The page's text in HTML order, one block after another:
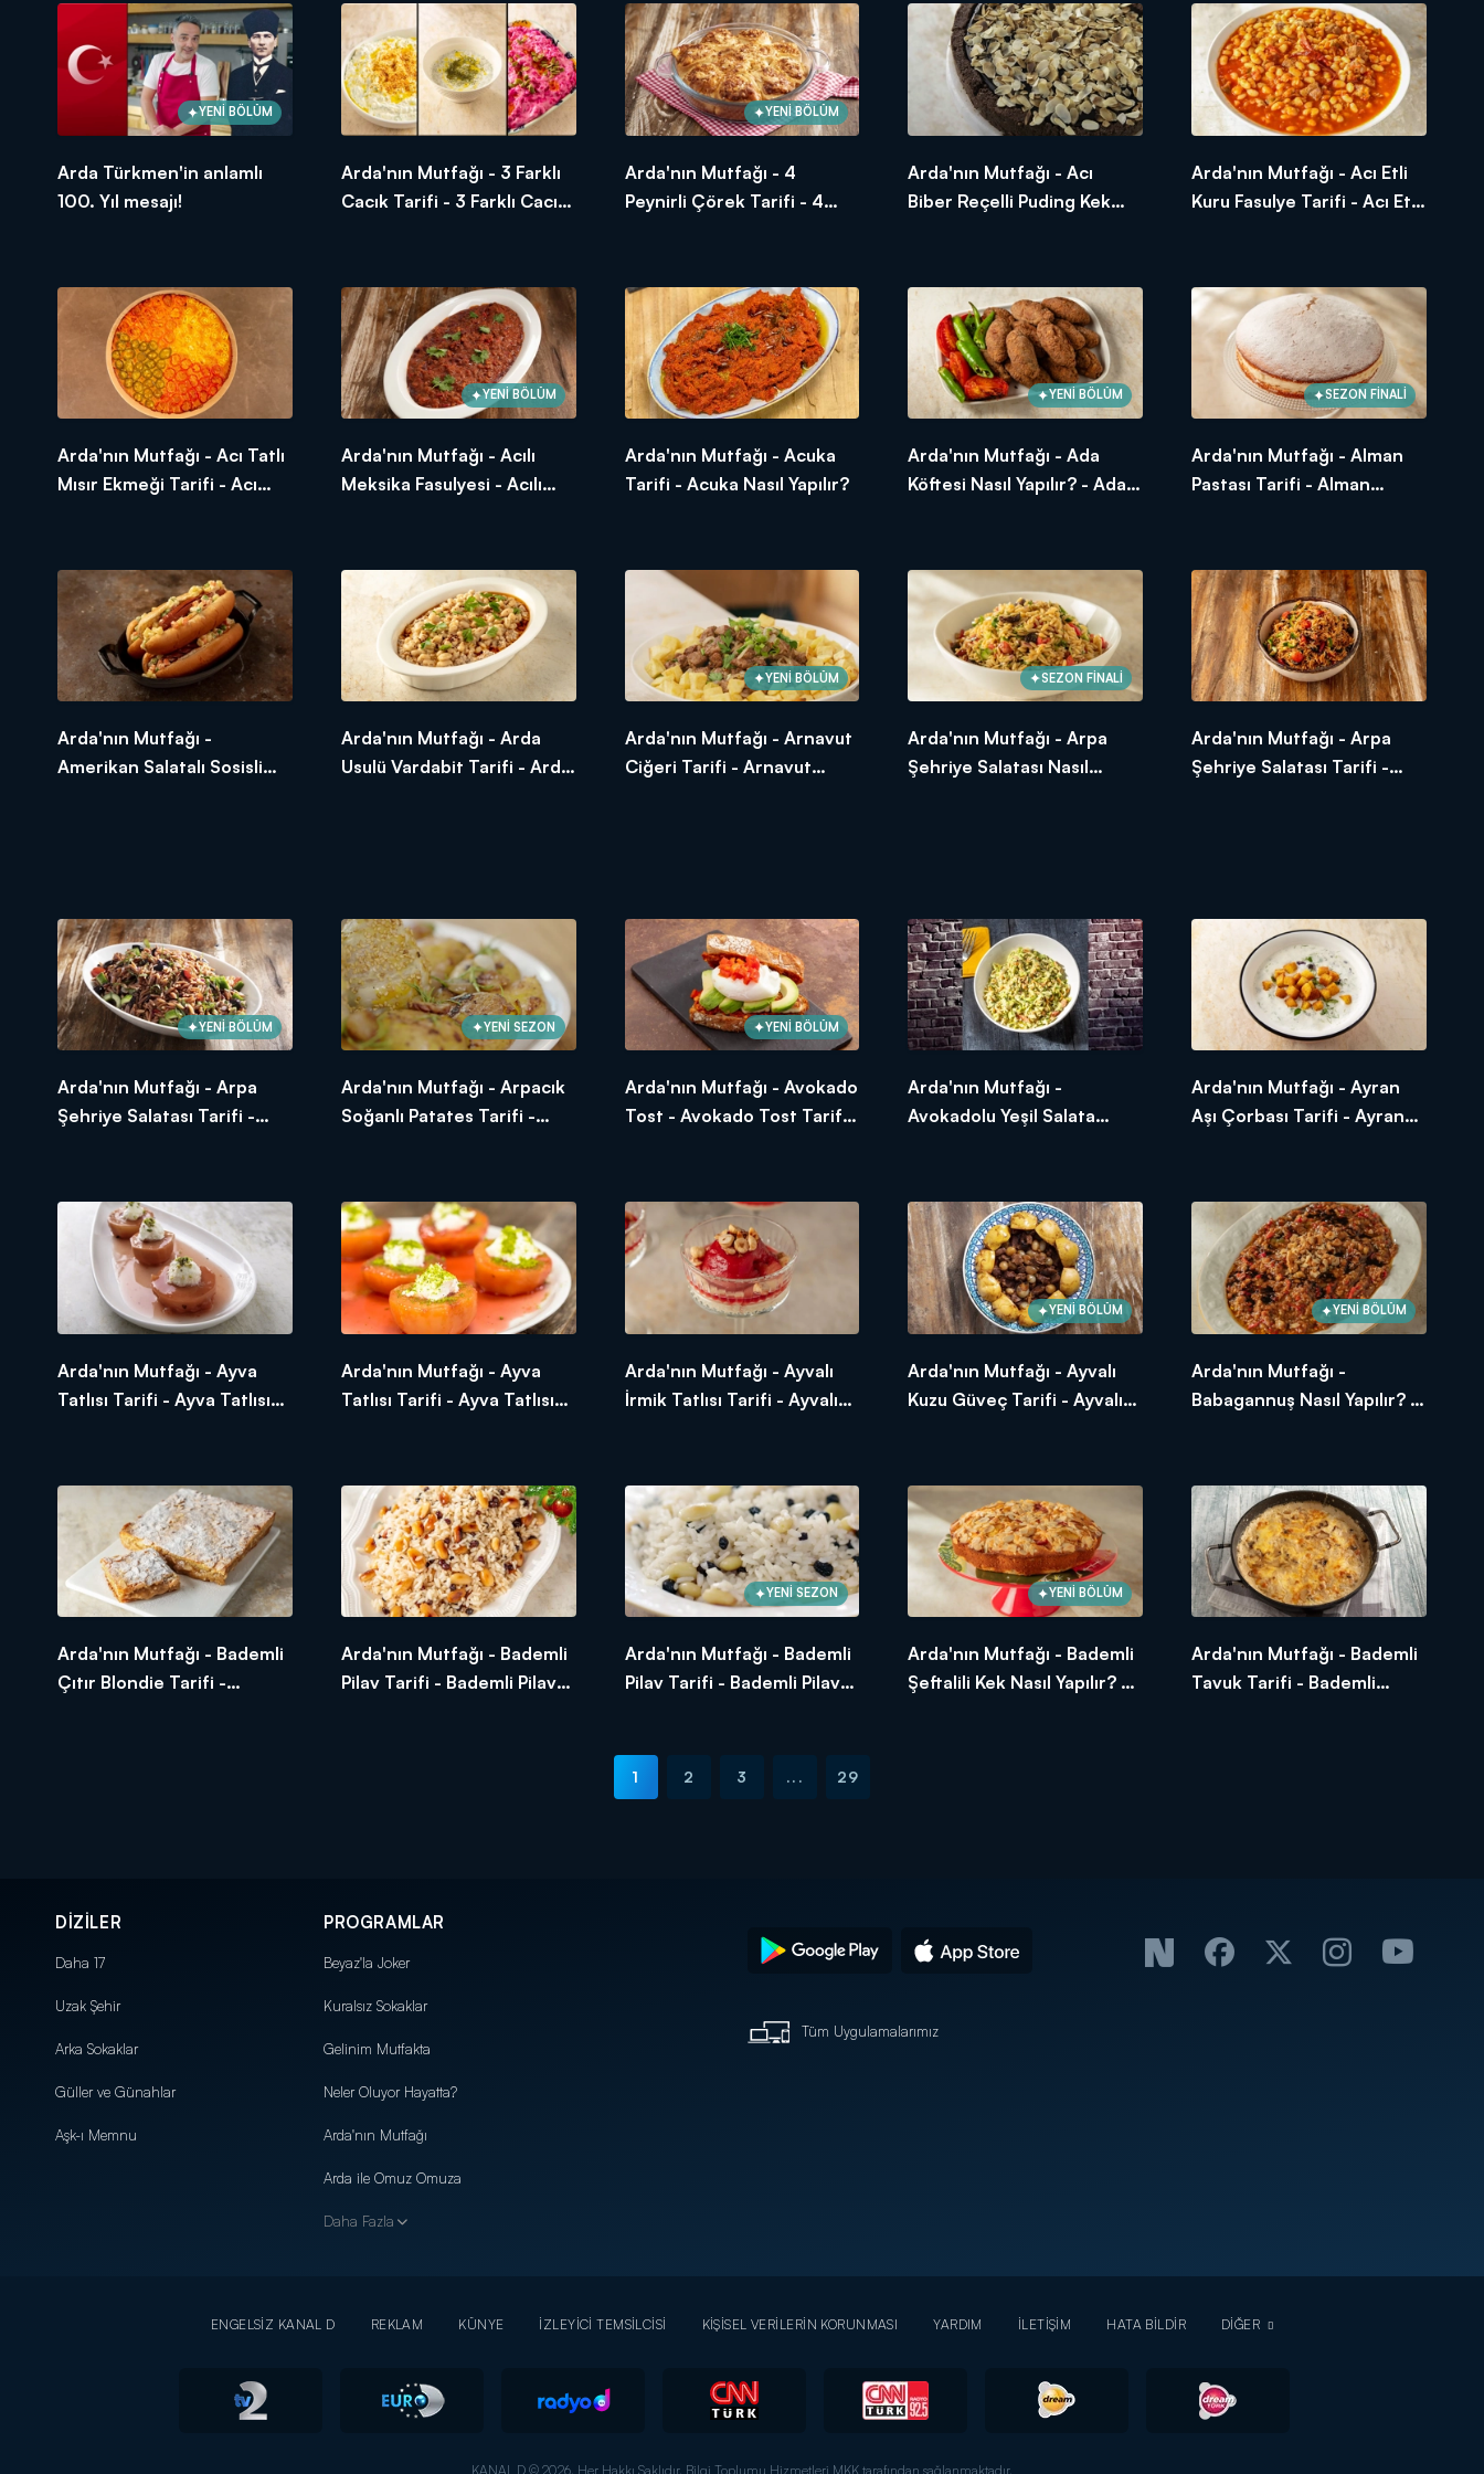
1 adet patates - küçük küp doğranmış
Tuz
Karabiber
1 yemek kaşığı toz şeker
1 adet defne yaprağı
2,5 - 3 su bardağı su
1/2 su bardağı zeytinyağı - piştikten sonra
hayatınıza, mutfağınıza lezzet katmaya devam ediyor!
YENİ BÖLÜM
Arda Türkmen'in anlamlı
100. Yıl mesajı!
Arda'nın Mutfağı - 3 Farklı
Cacık Tarifi - 3 Farklı Cacık
YENİ BÖLÜM
Arda'nın Mutfağı - 4
Peynirli Çörek Tarifi - 4
Arda'nın Mutfağı - Acı
Biber Reçelli Puding Kek
Arda'nın Mutfağı - Acı Etli
Kuru Fasulye Tarifi - Acı Etli
Arda'nın Mutfağı - Acı Tatlı
Mısır Ekmeği Tarifi - Acı
YENİ BÖLÜM
Arda'nın Mutfağı - Acılı
Meksika Fasulyesi - Acılı
Yapılır?
Arda'nın Mutfağı - Acuka
Tarifi - Acuka Nasıl Yapılır?
YENİ BÖLÜM
Arda'nın Mutfağı - Ada
Köftesi Nasıl Yapılır? - Ada
SEZON FİNALİ
Arda'nın Mutfağı - Alman
Pastası Tarifi - Alman
Arda'nın Mutfağı -
Amerikan Salatalı Sosisli
Arda'nın Mutfağı - Arda
Usulü Vardabit Tarifi - Arda
YENİ BÖLÜM
Arda'nın Mutfağı - Arnavut
Ciğeri Tarifi - Arnavut
SEZON FİNALİ
Arda'nın Mutfağı - Arpa
Şehriye Salatası Nasıl
Arda'nın Mutfağı - Arpa
Şehriye Salatası Tarifi -
YENİ BÖLÜM
Arda'nın Mutfağı - Arpa
Şehriye Salatası Tarifi -
YENİ SEZON
Arda'nın Mutfağı - Arpacık
Soğanlı Patates Tarifi -
YENİ BÖLÜM
Arda'nın Mutfağı - Avokado
Tost - Avokado Tost Tarifi -
Arda'nın Mutfağı -
Avokadolu Yeşil Salata
Arda'nın Mutfağı - Ayran
Aşı Çorbası Tarifi - Ayran
Arda'nın Mutfağı - Ayva
Tatlısı Tarifi - Ayva Tatlısı
Arda'nın Mutfağı - Ayva
Tatlısı Tarifi - Ayva Tatlısı
Arda'nın Mutfağı - Ayvalı
İrmik Tatlısı Tarifi - Ayvalı
YENİ BÖLÜM
Arda'nın Mutfağı - Ayvalı
Kuzu Güveç Tarifi - Ayvalı
YENİ BÖLÜM
Arda'nın Mutfağı -
Babagannuş Nasıl Yapılır? -
Arda'nın Mutfağı - Bademli
Çıtır Blondie Tarifi -
Arda'nın Mutfağı - Bademli
Pilav Tarifi - Bademli Pilav
YENİ SEZON
Arda'nın Mutfağı - Bademli
Pilav Tarifi - Bademli Pilav
YENİ BÖLÜM
Arda'nın Mutfağı - Bademli
Şeftalili Kek Nasıl Yapılır? -
Arda'nın Mutfağı - Bademli
Tavuk Tarifi - Bademli
1 2 3 ... 29
DİZİLER
Daha 17
Uzak Şehir
Arka Sokaklar
Güller ve Günahlar
Aşk-ı Memnu
PROGRAMLAR
Beyaz'la Joker
Kuralsız Sokaklar
Gelinim Mutfakta
Neler Oluyor Hayatta?
Arda'nın Mutfağı
Arda ile Omuz Omuza
Daha Fazla
Tüm Uygulamalarımız
ENGELSİZ KANAL D REKLAM KÜNYE İZLEYİCİ TEMSİLCİSİ KİŞİSEL VERİLERİN KORUNMASI YARDIM İLETİŞİM HATA BİLDİR DİĞER
KANAL D © 2026. Her Hakkı Saklıdır. Bilgi Toplumu Hizmetleri MKK tarafından sağlanmaktadır.